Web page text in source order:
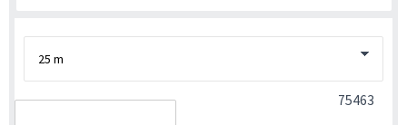
75463